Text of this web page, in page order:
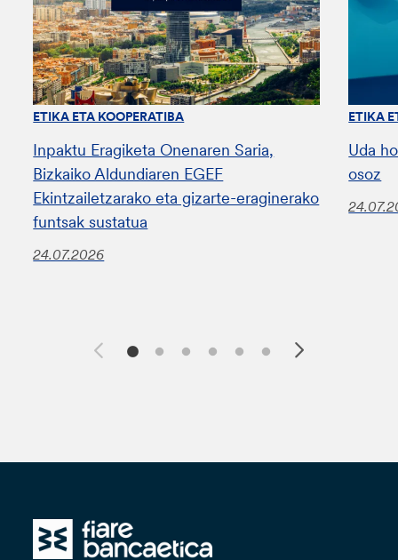
ETIKA ETA KOOPERATIBA
Inpaktu Eragiketa Onenaren Saria,
Bizkaiko Aldundiaren EGEF
Ekintzailetzarako eta gizarte-eraginerako
funtsak sustatua
24.07.2026
ETIKA
Uda
osoz